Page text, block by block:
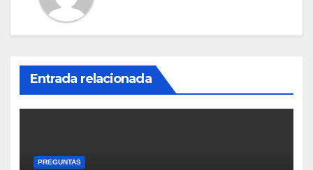
Entrada relacionada
PREGUNTAS